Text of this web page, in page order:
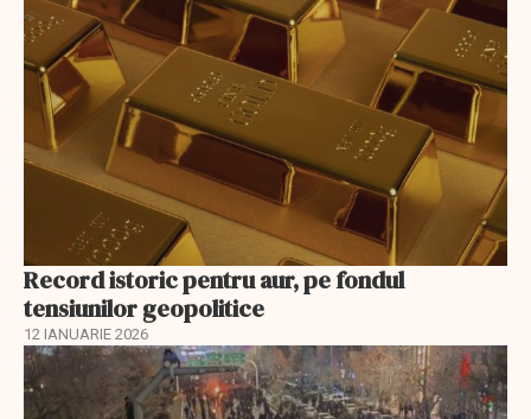
Record istoric pentru aur, pe fondul
tensiunilor geopolitice
12 IANUARIE 2026